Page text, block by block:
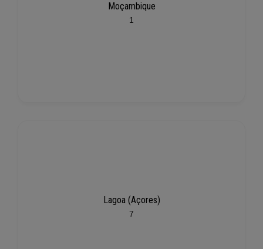
Moçambique
1
Lagoa (Açores)
7